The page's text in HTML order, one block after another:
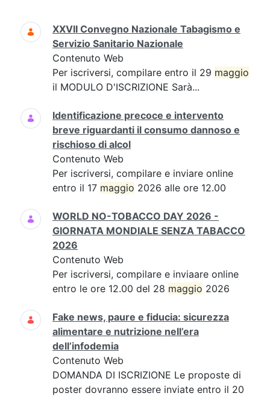
Ricerca
XXVII Convegno Nazionale Tabagismo e
Servizio Sanitario Nazionale
Contenuto Web
Per iscriversi, compilare entro il 29 maggio
il MODULO D'ISCRIZIONE Sarà...
Identificazione precoce e intervento
breve riguardanti il consumo dannoso e
rischioso di alcol
Contenuto Web
Per iscriversi, compilare e inviare online
entro il 17 maggio 2026 alle ore 12.00
WORLD NO-TOBACCO DAY 2026 -
GIORNATA MONDIALE SENZA TABACCO
2026
Contenuto Web
Per iscriversi, compilare e inviaare online
entro le ore 12.00 del 28 maggio 2026
Fake news, paure e fiducia: sicurezza
alimentare e nutrizione nell’era
dell’infodemia
Contenuto Web
DOMANDA DI ISCRIZIONE Le proposte di
poster dovranno essere inviate entro il 20